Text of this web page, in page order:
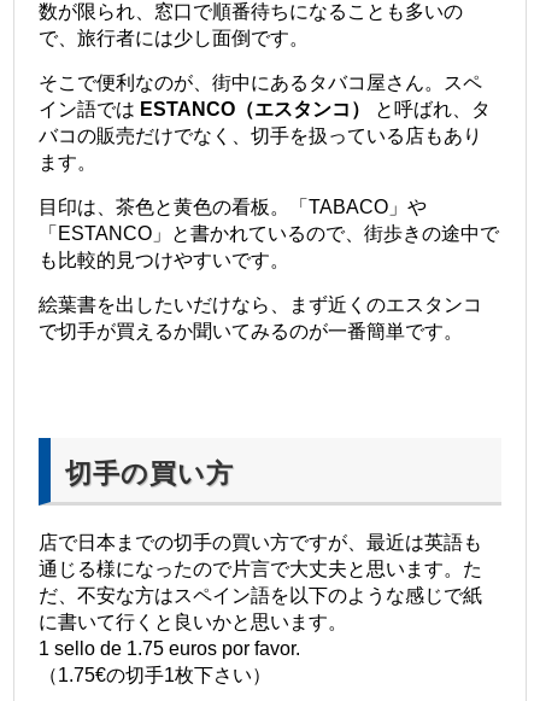
数が限られ、窓口で順番待ちになることも多いの
で、旅行者には少し面倒です。
そこで便利なのが、街中にあるタバコ屋さん。スペ
イン語では ESTANCO（エスタンコ）
と呼ばれ、タ
バコの販売だけでなく、切手を扱っている店もあり
ます。
目印は、茶色と黄色の看板。「TABACO」や
「ESTANCO」と書かれているので、街歩きの途中で
も比較的見つけやすいです。
絵葉書を出したいだけなら、まず近くのエスタンコ
で切手が買えるか聞いてみるのが一番簡単です。
切手の買い方
店で日本までの切手の買い方ですが、最近は英語も
通じる様になったので片言で大丈夫と思います。た
だ、不安な方はスペイン語を以下のような感じで紙
に書いて行くと良いかと思います。
1 sello de 1.75 euros por favor.
（1.75€の切手1枚下さい）